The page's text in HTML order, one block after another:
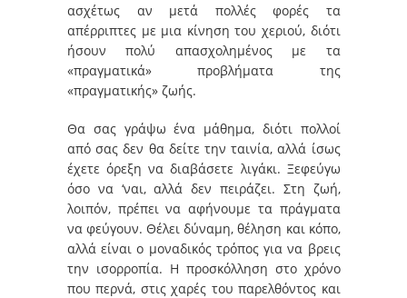
ασχέτως αν μετά πολλές φορές τα
απέρριπτες με μια κίνηση του χεριού, διότι
ήσουν πολύ απασχολημένος με τα
«πραγματικά» προβλήματα της
«πραγματικής» ζωής.
Θα σας γράψω ένα μάθημα, διότι πολλοί
από σας δεν θα δείτε την ταινία, αλλά ίσως
έχετε όρεξη να διαβάσετε λιγάκι. Ξεφεύγω
όσο να ‘ναι, αλλά δεν πειράζει. Στη ζωή,
λοιπόν, πρέπει να αφήνουμε τα πράγματα
να φεύγουν. Θέλει δύναμη, θέληση και κόπο,
αλλά είναι ο μοναδικός τρόπος για να βρεις
την ισορροπία. Η προσκόλληση στο χρόνο
που περνά, στις χαρές του παρελθόντος και